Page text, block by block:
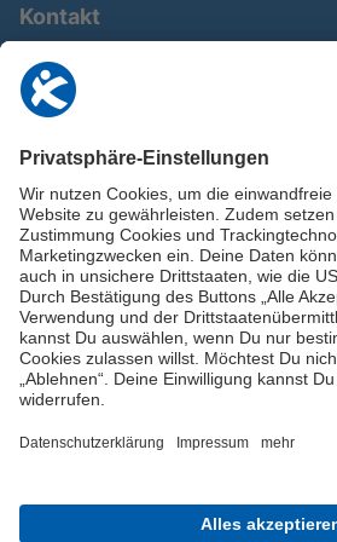
Kontakt
0911 / 9234 950
info@deutschland-im-plus.de
Impressum
Online-Schuldnerberatung
Stellen Sie hier Ihre Fragen und erhalten Sie
Informationen von unseren
Beratungshotline: 0800 / 5035851
Spendenkonto